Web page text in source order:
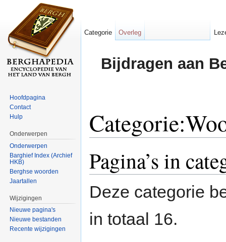
Bijdragen aan
Pagina’s in
Deze categorie
in totaal 16.
Categorie Overleg
Hoofdpagina
Contact
Hulp
Onderwerpen
Onderwerpen
Barghief Index (Archief
HKB)
Berghse woorden
Jaartallen
Wijzigingen
Nieuwe pagina's
Nieuwe bestanden
Recente wijzigingen